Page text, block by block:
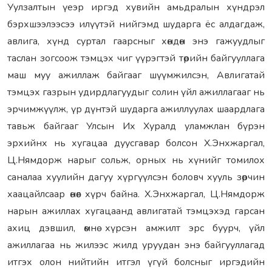
Уулзалтын үеэр иргэд хувийн амьдралын хүндрэл
бэрхшээлээсээ илүүтэй нийгэмд шударга ёс алдагдаж,
авлига, хүнд суртал гаарсныг хөндөн энэ гажуудлыг
таслан зогсоож тэмцэх чиг үүрэгтэй төрийн байгууллага
маш муу ажиллаж байгааг шүүмжилсэн, Авлигатай
тэмцэх газрын удирдлагуудыг солин үйл ажиллагааг нь
эрчимжүүлж, үр дүнтэй шударга ажиллуулах шаардлага
тавьж байгааг Улсын Их Хуралд уламжлан бүрэн
эрхийнх нь хугацаа дуусгавар болсон Х.Энхжаргал,
Ц.Нямдорж нарыг сольж, орных нь хүнийг томилох
саналаа хуулийн дагуу хүргүүлсэн боловч хууль зөрчин
хаацайлсаар өнөөг хүрч байна. Х.Энхжаргал, Ц.Нямдорж
нарын ажиллах хугацаанд авлигатай тэмцэхэд гарсан
ахиц дэвшил, өмнө хүрсэн амжилт эрс буурч, үйл
ажиллагаа нь жилээс жилд уруудан энэ байгууллагад
итгэх олон нийтийн итгэл үгүй болсныг иргэдийн